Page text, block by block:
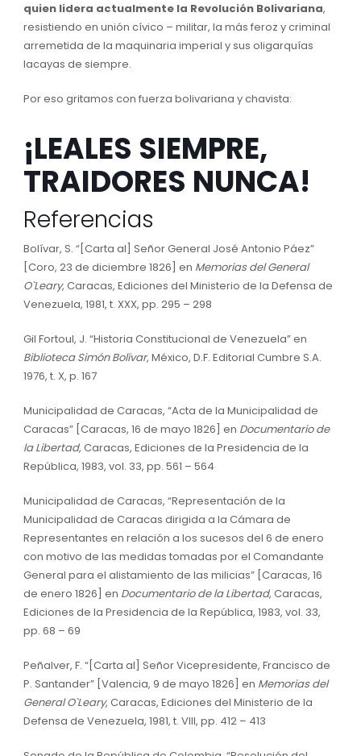
quien lidera actualmente la Revolución Bolivariana,
resistiendo en unión cívico – militar, la más feroz y criminal
arremetida de la maquinaria imperial y sus oligarquías
lacayas de siempre.
Por eso gritamos con fuerza bolivariana y chavista:
¡LEALES SIEMPRE,
TRAIDORES NUNCA!
Referencias
Bolívar, S. “[Carta al] Señor General José Antonio Páez”
[Coro, 23 de diciembre 1826] en Memorias del General
O`Leary, Caracas, Ediciones del Ministerio de la Defensa de
Venezuela, 1981, t. XXX, pp. 295 – 298
Gil Fortoul, J. “Historia Constitucional de Venezuela” en
Biblioteca Simón Bolívar, México, D.F. Editorial Cumbre S.A.
1976, t. X, p. 167
Municipalidad de Caracas, “Acta de la Municipalidad de
Caracas” [Caracas, 16 de mayo 1826] en Documentario de
la Libertad, Caracas, Ediciones de la Presidencia de la
República, 1983, vol. 33, pp. 561 – 564
Municipalidad de Caracas, “Representación de la
Municipalidad de Caracas dirigida a la Cámara de
Representantes en relación a los sucesos del 6 de enero
con motivo de las medidas tomadas por el Comandante
General para el alistamiento de las milicias” [Caracas, 16
de enero 1826] en Documentario de la Libertad, Caracas,
Ediciones de la Presidencia de la República, 1983, vol. 33,
pp. 68 – 69
Peñalver, F. “[Carta al] Señor Vicepresidente, Francisco de
P. Santander” [Valencia, 9 de mayo 1826] en Memorias del
General O`Leary, Caracas, Ediciones del Ministerio de la
Defensa de Venezuela, 1981, t. VIII, pp. 412 – 413